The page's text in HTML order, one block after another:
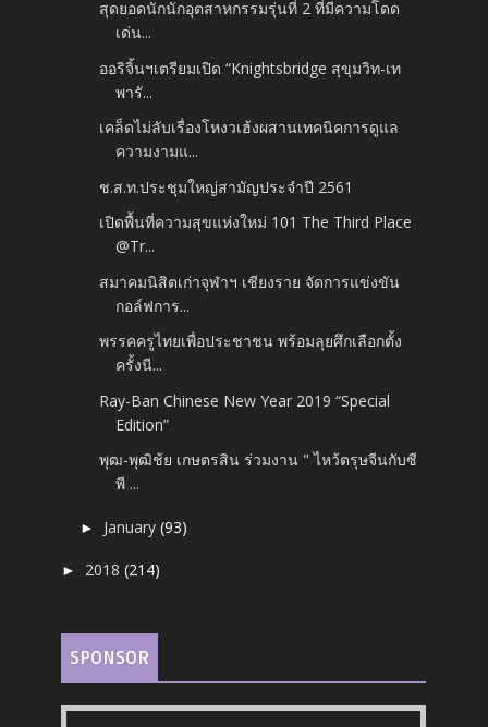
สุดยอดนักนักอุตสาหกรรมรุ่นที่ 2 ที่มีความโดด
เด่น...
ออริจิ้นฯเตรียมเปิด “Knightsbridge สุขุมวิท-เท
พารั...
เคล็ดไม่ลับเรื่องโหงวเฮ้งผสานเทคนิคการดูแล
ความงามแ...
ช.ส.ท.ประชุมใหญ่สามัญประจำปี 2561
เปิดพื้นที่ความสุขแห่งใหม่ 101 The Third Place
@Tr...
สมาคมนิสิตเก่าจุฬาฯ เชียงราย จัดการแข่งขัน
กอล์ฟการ...
พรรคครูไทยเพื่อประชาชน พร้อมลุยศึกเลือกตั้ง
ครั้งนี...
Ray-Ban Chinese New Year 2019 “Special
Edition”
พุฒ-พุฒิช้ย เกษตรสิน ร่วมงาน " ไหว้ตรุษจีนกับซี
พี ...
► January(93)
► 2018(214)
SPONSOR